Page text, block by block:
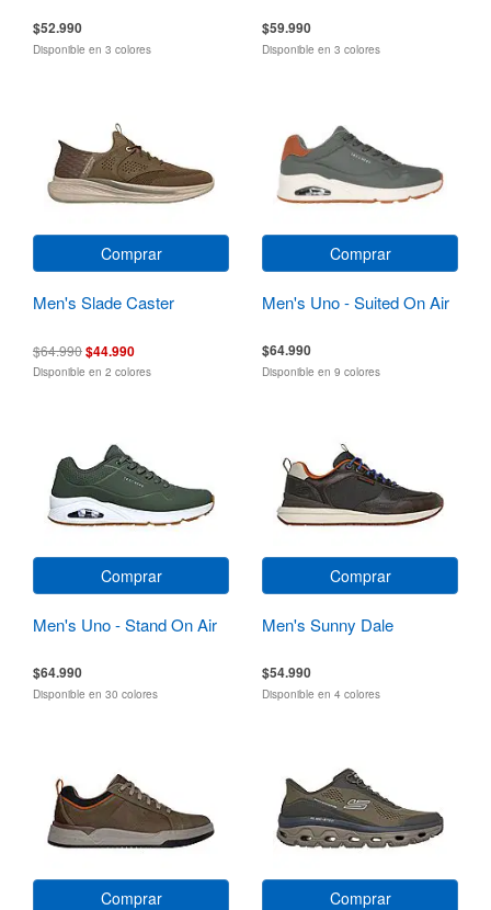
$52.990
Disponible en 3 colores
$59.990
Disponible en 3 colores
Comprar
Men's Slade Caster
$64.990$44.990
Disponible en 2 colores
Comprar
Men's Uno - Suited On Air
$64.990
Disponible en 9 colores
Comprar
Men's Uno - Stand On Air
$64.990
Disponible en 30 colores
Comprar
Men's Sunny Dale
$54.990
Disponible en 4 colores
Comprar Comprar